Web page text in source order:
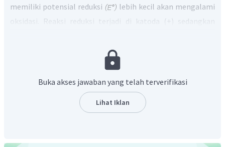
memiliki potensial reduksi
lebih kecil akan mengalami
oksidasi. Reaksi reduksi terjadi di katoda (+) sedangkan
Berdasarkan data
di atas, Magnesium akan mengalami
oksidasi dan Perak akan mengalami reduksi, sehingga nilai
potensial sel nya adalah sebagai berikut.
Buka akses jawaban yang telah terverifikasi
Lihat Iklan